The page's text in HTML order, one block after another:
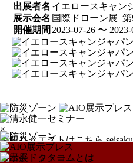
出展者名 イエロースキャン
展示会名 国際ドローン展_第
開催期間 2023-07-26 〜
×
特集リクエストはこちら
展示会ドットコムとは